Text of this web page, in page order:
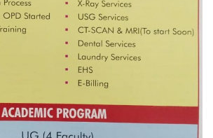
प्रतिस्पर्धाबिनाको नियुक्ति बदरबारे अन्तरिम
आदेश निक्र्योल गर्न असार ६ मा पेसी